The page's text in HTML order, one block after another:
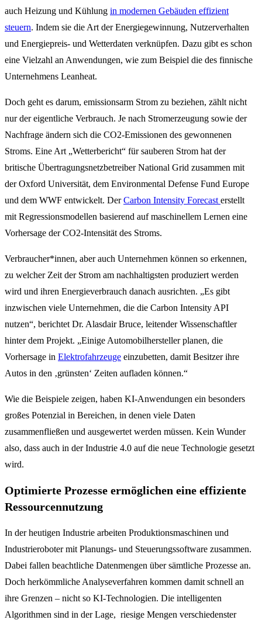
auch Heizung und Kühlung in modernen Gebäuden effizient
steuern. Indem sie die Art der Energiegewinnung, Nutzerverhalten
und Energiepreis- und Wetterdaten verknüpfen. Dazu gibt es schon
eine Vielzahl an Anwendungen, wie zum Beispiel die des finnische
Unternehmens Leanheat.
Doch geht es darum, emissionsarm Strom zu beziehen, zählt nicht
nur der eigentliche Verbrauch. Je nach Stromerzeugung sowie der
Nachfrage ändern sich die CO2-Emissionen des gewonnenen
Stroms. Eine Art „Wetterbericht“ für sauberen Strom hat der
britische Übertragungsnetzbetreiber National Grid zusammen mit
der Oxford Universität, dem Environmental Defense Fund Europe
und dem WWF entwickelt. DerCarbon Intensity Forecast erstellt
mit Regressionsmodellen basierend auf maschinellem Lernen eine
Vorhersage der CO2-Intensität des Stroms.
Verbraucher*innen, aber auch Unternehmen können so erkennen,
zu welcher Zeit der Strom am nachhaltigsten produziert werden
wird und ihren Energieverbrauch danach ausrichten. „Es gibt
inzwischen viele Unternehmen, die die Carbon Intensity API
nutzen“, berichtet Dr. Alasdair Bruce, leitender Wissenschaftler
hinter dem Projekt. „Einige Automobilhersteller planen, die
Vorhersage in Elektrofahrzeuge einzubetten, damit Besitzer ihre
Autos in den ‚grünsten‘ Zeiten aufladen können.“
Wie die Beispiele zeigen, haben KI-Anwendungen ein besonders
großes Potenzial in Bereichen, in denen viele Daten
zusammenfließen und ausgewertet werden müssen. Kein Wunder
also, dass auch in der Industrie 4.0 auf die neue Technologie gesetzt
wird.
Optimierte Prozesse ermöglichen eine effiziente
Ressourcennutzung
In der heutigen Industrie arbeiten Produktionsmaschinen und
Industrieroboter mit Planungs- und Steuerungssoftware zusammen.
Dabei fallen beachtliche Datenmengen über sämtliche Prozesse an.
Doch herkömmliche Analyseverfahren kommen damit schnell an
ihre Grenzen – nicht so KI-Technologien. Die intelligenten
Algorithmen sind in der Lage, riesige Mengen verschiedenster